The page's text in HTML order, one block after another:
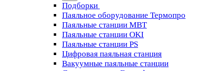
Подборки
Паяльное оборудование Термопро
Паяльные станции MBT
Паяльные станции OKI
Паяльные станции PS
Цифровая паяльная станция
Вакуумные паяльные станции